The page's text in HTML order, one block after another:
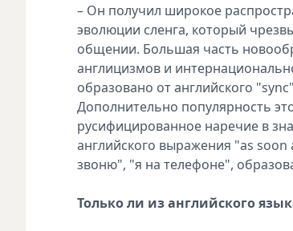
– Он получил широкое
эволюции сленга, который
общении. Большая часть
англицизмов и
образовано от английского
Дополнительно популярность
русифицированное наречие в
английского выражения "as soon
звоню", "я на телефоне",
Только ли из английского